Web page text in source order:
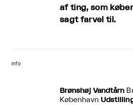
af ting, som
sagt farvel til.
info
Brønshøj Vandtårn
København